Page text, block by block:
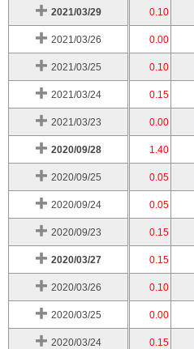
2021/03/29 0.10
2021/03/26 0.00
2021/03/25 0.10
2021/03/24 0.15
2021/03/23 0.00
2020/09/28 1.40
2020/09/25 0.05
2020/09/24 0.05
2020/09/23 0.15
2020/03/27 0.15
2020/03/26 0.10
2020/03/25 0.00
2020/03/24 0.15